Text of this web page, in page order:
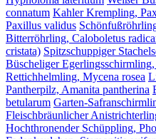
connatum Kahler Krempling,
Paxillus validus
Bitterröhrling, Caloboletus
cristata) Spitzschuppiger
Büscheliger
Rettichhelmling, Mycena rosea
Pantherpilz, Amanita pantherina
betularum Garten-
Fleischbräunlicher
Hochthronender Schüppling,